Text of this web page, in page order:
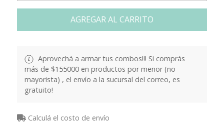
AGREGAR AL CARRITO
Aprovechá a armar tus combos!!! Si comprás
más de $155000 en productos por menor (no
mayorista) , el envío a la sucursal del correo, es
gratuito!
Calculá el costo de envío